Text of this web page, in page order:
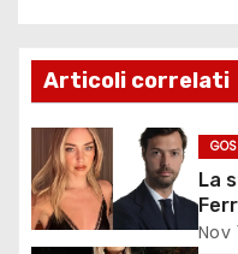
i
g
a
z
Articoli correlati
La
Nov